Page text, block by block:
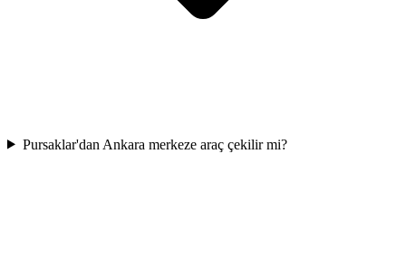
Pursaklar'dan Ankara merkeze araç çekilir mi?